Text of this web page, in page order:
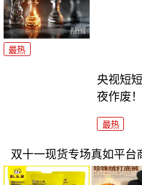
最热
央视短
夜作废
最热
双十一现货专场真如平台